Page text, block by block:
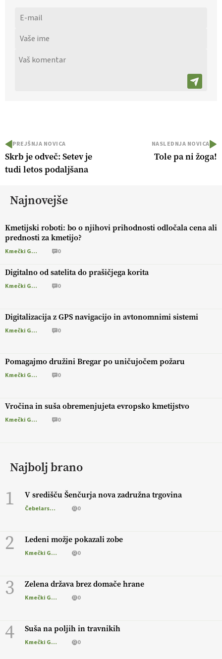
PREJŠNJA NOVICA
Skrb je odveč: Setev je
tudi letos podaljšana
NASLEDNJA NOVICA
Tole pa ni žoga!
Najnovejše
Kmetijski roboti: bo o njihovi prihodnosti odločala cena ali
prednosti za kmetijo?
Kmečki Glas 0
Digitalno od satelita do prašičjega korita
Kmečki Glas 0
Digitalizacija z GPS navigacijo in avtonomnimi sistemi
Kmečki Glas 0
Pomagajmo družini Bregar po uničujočem požaru
Kmečki Glas 0
Vročina in suša obremenjujeta evropsko kmetijstvo
Kmečki Glas 0
Najbolj brano
1 V središču Šenčurja nova zadružna trgovina
Čebelarstvo 0
2 Ledeni možje pokazali zobe
Kmečki Glas 0
3 Zelena država brez domače hrane
Kmečki Glas 0
4 Suša na poljih in travnikih
Kmečki Glas 0